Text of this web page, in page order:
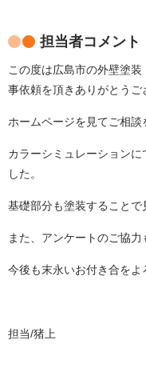
担当者コメント
この度は広島市の外壁塗
事依頼を頂きありがとうご
ホームページを見てご相談
カラーシミュレーション
した。
基礎部分も塗装することで
また、アンケートのご協力
今後も末永いお付き合をよ
担当/猪上